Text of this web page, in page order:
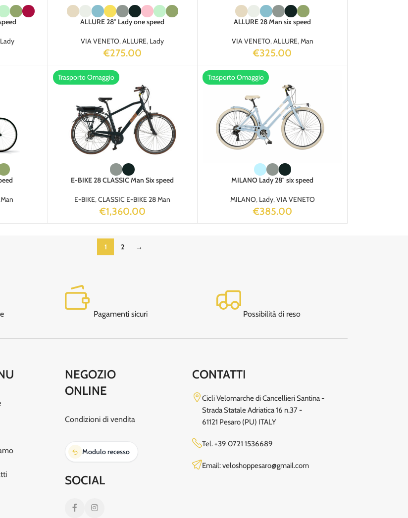
Lady
ALLURE 28″ Lady one speed
VIA VENETO,ALLURE, Lady
€275.00
ALLURE 28 Man six speed
VIA VENETO,ALLURE,Man
€325.00
Man
Trasporto Omaggio
E-BIKE 28 CLASSIC Man Six speed
E-BIKE,CLASSIC E-BIKE 28 Man
€1,360.00
Trasporto Omaggio
MILANO Lady 28″ six speed
MILANO, Lady,VIA VENETO
€385.00
1 2 →
Pagamenti sicuri Possibilità di reso
NEGOZIO
ONLINE
Condizioni di vendita
Modulo recesso
SOCIAL
CONTATTI
Cicli Velomarche di Cancellieri Santina -
Strada Statale Adriatica 16 n.37 -
61121 Pesaro (PU) ITALY
Tel.+39 0721 1536689
Email: veloshoppesaro@gmail.com